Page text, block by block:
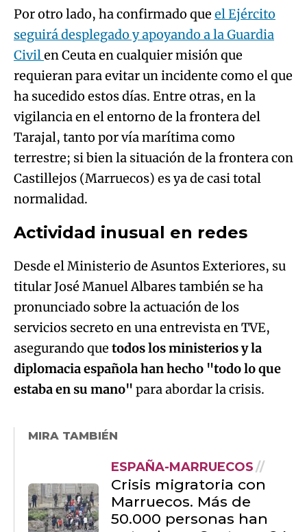
Por otro lado, ha confirmado que el Ejército
seguirá desplegado y apoyando a la Guardia
Civilen Ceuta en cualquier misión que
requieran para evitar un incidente como el que
ha sucedido estos días. Entre otras, en la
vigilancia en el entorno de la frontera del
Tarajal, tanto por vía marítima como
terrestre; si bien la situación de la frontera con
Castillejos (Marruecos) es ya de casi total
normalidad.
Actividad inusual en redes
Desde el Ministerio de Asuntos Exteriores, su
titular José Manuel Albares también se ha
pronunciado sobre la actuación de los
servicios secreto en una entrevista en TVE,
asegurando que todos los ministerios y la
diplomacia española han hecho "todo lo que
estaba en su mano" para abordar la crisis.
MIRA TAMBIÉN
ESPAÑA-MARRUECOS
Crisis migratoria con
Marruecos. Más de
50.000 personas han